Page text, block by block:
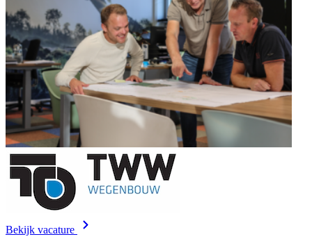
Bekijk vacature